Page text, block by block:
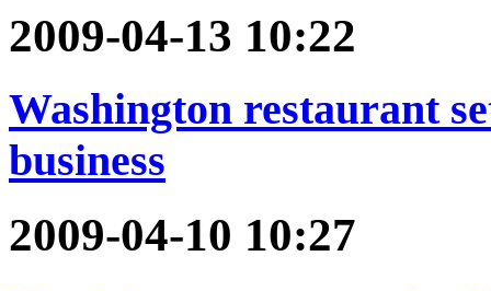
2009-04-13 10:22
Washington restaurant
business
2009-04-10 10:27